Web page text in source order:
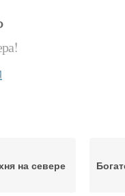
на севере